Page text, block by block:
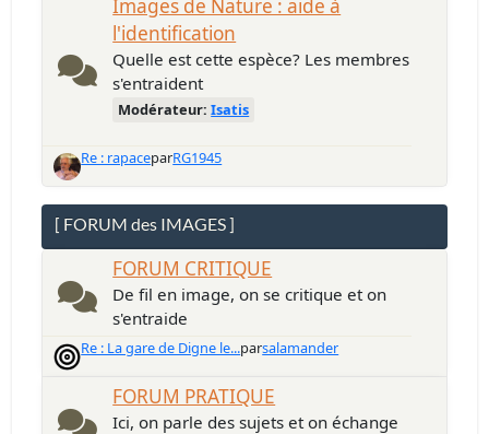
Images de Nature : aide à
l'identification
Quelle est cette espèce? Les membres
s'entraident
Modérateur:Isatis
Re : rapaceparRG1945
[ FORUM des IMAGES ]
FORUM CRITIQUE
De fil en image, on se critique et on
s'entraide
Re : La gare de Digne le...parsalamander
FORUM PRATIQUE
Ici, on parle des sujets et on échange